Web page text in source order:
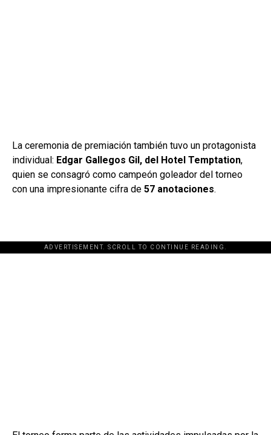
La ceremonia de premiación también tuvo un protagonista
individual: Edgar Gallegos Gil, del Hotel Temptation,
quien se consagró como campeón goleador del torneo
con una impresionante cifra de 57 anotaciones.
ADVERTISEMENT. SCROLL TO CONTINUE READING.
[adsforwp id="243463"]